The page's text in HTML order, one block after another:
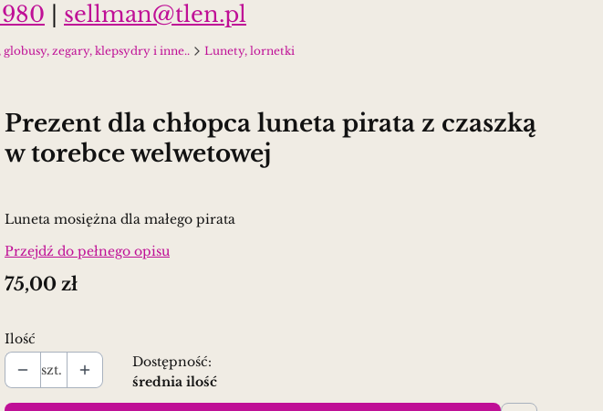
sellman@tlen.pl
zegary, klepsydry i inne..
Lunety, lornetki
Prezent dla chłopca luneta pirata z czaszką
w torebce welwetowej
Luneta mosiężna dla małego pirata
Przejdź do pełnego opisu
Cena
75,00 zł
Ilość
szt.
Dostępność:
średnia ilość